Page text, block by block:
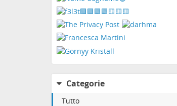
Categorie
Tutto